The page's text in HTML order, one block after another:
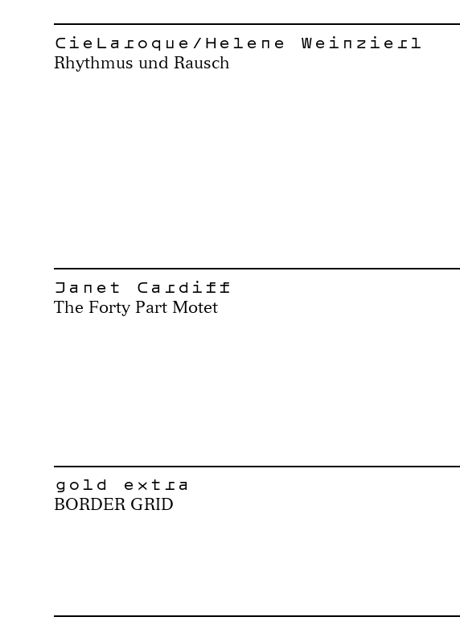
CieLaroque/Helene Weinzierl
Rhythmus und Rausch
Janet Cardiff
The Forty Part Motet
gold extra
BORDER GRID